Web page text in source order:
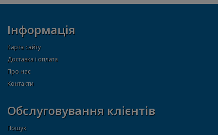
Інформація
Карта сайту
Доставка і оплата
Про нас
Контакти
Обслуговування клієнтів
Пошук